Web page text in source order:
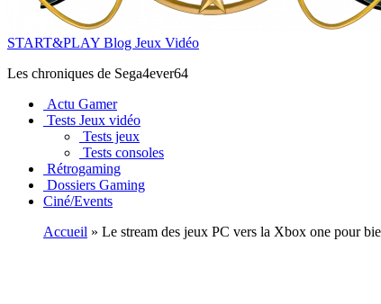
START&PLAY Blog Jeux Vidéo
Les chroniques de Sega4ever64
Actu Gamer
Tests Jeux vidéo
Tests jeux
Tests consoles
Rétrogaming
Dossiers Gaming
Ciné/Events
Accueil » Le stream des jeux PC vers la Xbox one pour